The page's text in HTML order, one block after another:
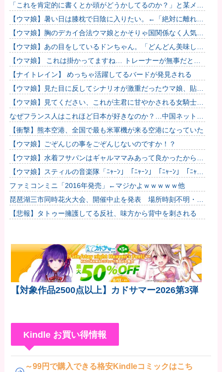
党議員）が晒されてしまうｗｗｗｗｗｗ
「これを肯定的に書くとか頭がどうかしてるのか？」と某メデ
ィアの焚書称賛記事にツッコミ殺到、自分で本屋を作るとかそ
ういう話...
【ウマ娘】暑い日は膝枕で日陰に入りたい。←「絶対に離れた
くない場所だな」
【ウマ娘】胸のデカイ合法ウマ娘とかそりゃ国関係なく人気出
るわな
【ウマ娘】あの目をしているドンちゃん。「どんどん美味しく
実る…♡」
【ウマ娘】 これは掛かってますね… トレーナーが無事だとい
いのですが…
【ナイトレイン】 めっちゃ活躍してるバードが発見される
【ウマ娘】見た目に反してシナリオが激重だったウマ娘、貼
る。
【ウマ娘】見てください、これが主君に甘やかされる女騎士の
姿です。
なぜフランス人はこれほど日本が好きなのか？…中国ネット
「中国と北朝鮮を除いて日本が好き」！
【衝撃】熊本空港、全国で最も米軍機が来る空港になっていた
【ウマ娘】ごぞんじの事をごぞんじないのですか！？
【ウマ娘】水着フサパンはギャルママみあって良かったから引
く【ウマ娘】スティルの音楽隊「ﾆｬｰﾝ」「ﾆｬｰﾝ」「ﾆｬｰﾝ」「ﾆｬｰ
ﾝ?」他
ファミコンミニ「2016年発売」←マジかよｗｗｗｗｗ他
琵琶湖三市同時花火大会、開催中止を発表 場所時刻不明・許
可なし・交通整理なし・市が関与否定
【悲報】タトゥー擁護してる反社、味方から背中を刺される
【対象作品2500点以上】カドサマー2026第3弾
Kindle お買い得情報
～99円で購入できる格安Kindleコミックはこち